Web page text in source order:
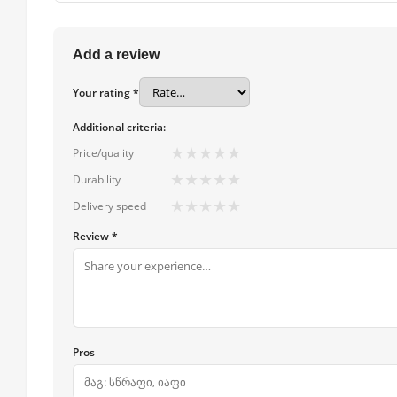
Add a review
Your rating *
Additional criteria:
Price/quality
★ ★ ★ ★ ★
Durability ★ ★ ★ ★ ★
Delivery speed ★ ★ ★ ★ ★
Review *
Pros